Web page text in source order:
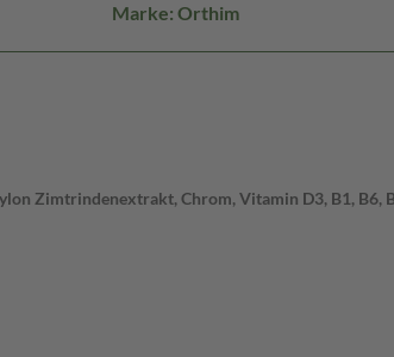
Marke: Orthim
Zimtrindenextrakt, Chrom, Vitamin D3, B1, B6,